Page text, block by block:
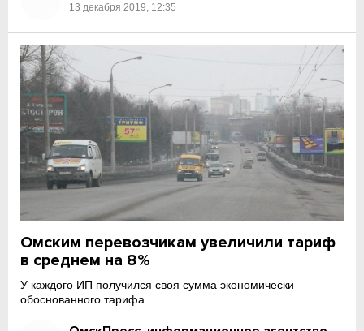
13 декабря 2019, 12:35
Омским перевозчикам увеличили тариф
в среднем на 8%
У каждого ИП получился своя сумма экономически
обоснованного тарифа.